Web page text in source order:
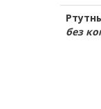
без